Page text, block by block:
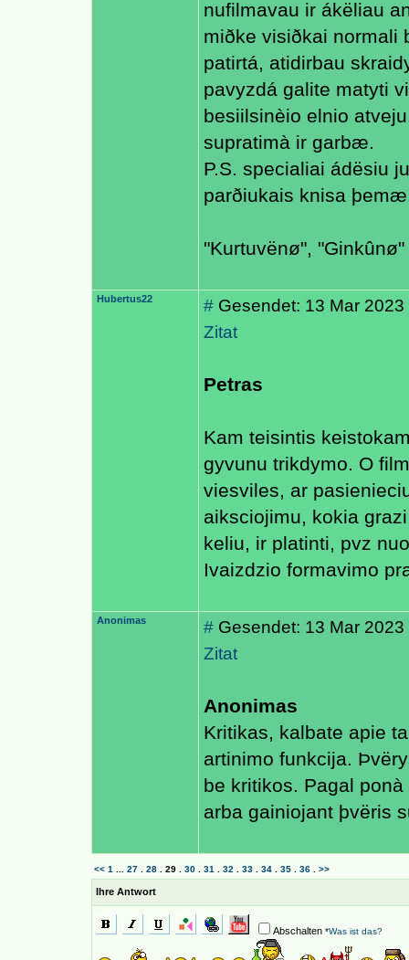
nufilmavau ir ákëliau
miðke visiðkai normali
patirtá, atidirbau
pavyzdá galite matyti
besiilsinèio elnio
supratimà ir garbæ.
P.S. specialiai ádësiu
parðiukais knisa
"Kurtuvënø",
Hubertus22 # Gesendet: 13 Mar 2023
Zitat
Petras
Kam teisintis
gyvunu trikdymo. O
viesviles, ar
aiksciojimu, kokia
keliu, ir platinti, pvz
Ivaizdzio formavimo
Anonimas # Gesendet: 13 Mar 2023
Zitat
Anonimas
Kritikas, kalbate apie
artinimo funkcija.
be kritikos. Pagal
arba gainiojant þvëris
<< 1 27 28 29 30 31 32 33 34 35 36 >>
Ihre Antwort
Abschalten *Was ist das?